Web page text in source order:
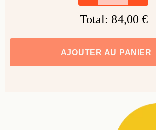
Total: 84,00 €
AJOUTER AU PANIER